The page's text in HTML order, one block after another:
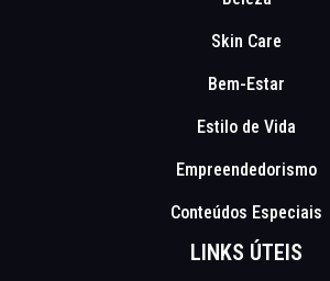
Skin Care
Bem-Estar
Estilo de Vida
Empreendedorismo
Conteúdos Especiais
LINKS ÚTEIS